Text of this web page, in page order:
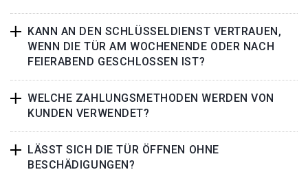
KANN AN DEN SCHLÜSSELDIENST VERTRAUEN,
WENN DIE TÜR AM WOCHENENDE ODER NACH
FEIERABEND GESCHLOSSEN IST?
WELCHE ZAHLUNGSMETHODEN WERDEN VON
KUNDEN VERWENDET?
LÄSST SICH DIE TÜR ÖFFNEN OHNE
BESCHÄDIGUNGEN?